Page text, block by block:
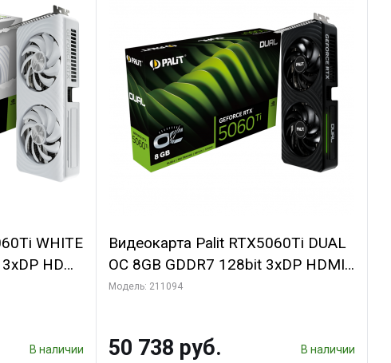
WHITE
HDMI
В наличии
Видеокарта Palit RTX5060Ti DUAL
OC 8GB GDDR7 128bit 3xDP HDMI
2FAN RTL
Модель: 211094
50 738 руб. В наличии